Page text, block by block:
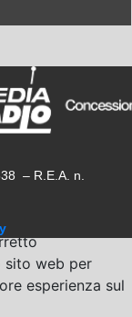
– R.E.A. n.
sito web per
esperienza sul